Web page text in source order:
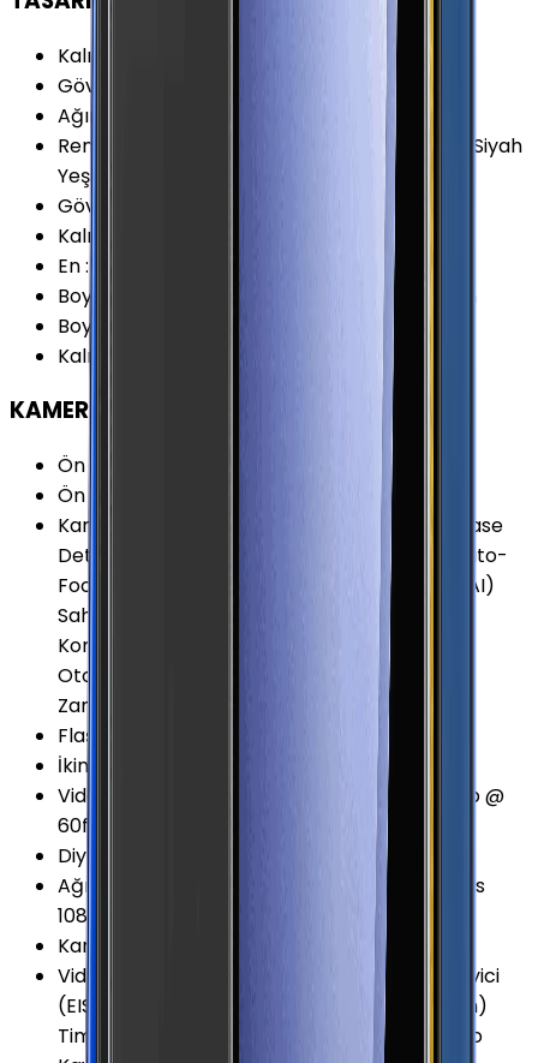
Kalınlık (Katlanmış Durumda)
17.1 mm
Gövde Malzemesi (Kapak)
Ağırlık
Renk Seçenekleri
Bej Beyaz Gri Mor Pembe Siyah
Yeşil
Gövde Malzemesi (Çerçeve)
Kalınlık (En İnce Noktada)
En:
Boy (Katlanmış/Açılmış Durumda)
Boy
Kalınlık
KAMERA
Ön Kamera Çözünürlüğü
Ön Kamera Video Çözünürlüğü
2160p
Kamera Özellikleri
Portre Modu (Bokeh) Phase
Detect Auto-Focus (PDAF) Phase Detect Auto-
Focus - PDAF (Dual Pixel) HDR Yapay Zeka (AI)
Sahne Algılama Perde Hızı (Shutter Speed)
Kontrolü Panorama RAW Kayıt Yapabilme
Otomatik odaklama Dahili QR Kod Okuyucu
Zamanlayıcı 1.4µm Piksel 78° Açılı
Flaş
İkinci Arka Kamera Diyafram
Video Kayıt Seçenekleri
720p @ 30fps 1080p @
60fps 2160p @ 30fps 2160p @ 60fps
Diyafram Açıklığı
Ağır Çekim Kayıt Seçenekleri
: 720p @ 960fps
1080p @ 240fps
Kamera Çözünürlüğü
Video Kayıt Özellikleri
Dijital görüntü sabitleyici
(EIS) HDR HDR10 HDR10+ Portre Modu (Bokeh)
Time-lapse (Hyperlapse) Yavaş Çekim Video